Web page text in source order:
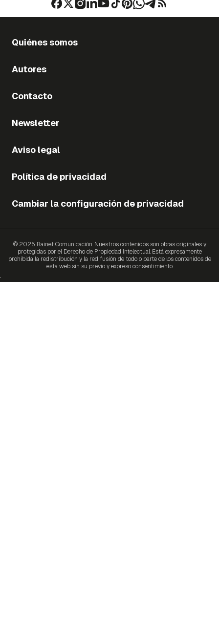
Quiénes somos
Autores
Contacto
Newsletter
Aviso legal
Política de privacidad
Cambiar la configuración de privacidad
© 2025 Bainet Comunicación. Nuestros contenidos son obras originales y
protegidas por el Derecho de Propiedad Intelectual. Está expresamente
prohibida la redistribución y la redifusión de todo o parte de los contenidos de
esta web sin su previo y expreso consentimiento.